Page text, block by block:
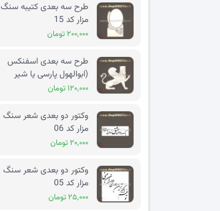
طرح سه بعدی کتیبه سنگ
مزار کد 15
۲۰۰,۰۰۰ تومان
طرح سه بعدی اسفنکس
(ابوالهول پارسی یا شیر
بالدار) کد 02
۱۲۰,۰۰۰ تومان
وکتور دو بعدی شعر سنگ
مزار کد 06
۲۰,۰۰۰ تومان
وکتور دو بعدی شعر سنگ
مزار کد 05
۲۵,۰۰۰ تومان